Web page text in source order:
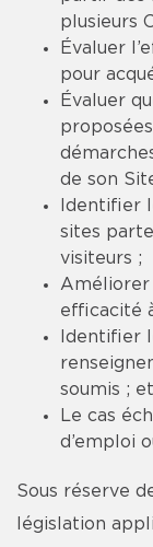
plusieurs
Évaluer
pour
Évaluer
de son
Identifier
sites
visiteurs ;
Améliorer
efficacité
Identifier
soumis ; et
Le cas
d’emploi
Sous réserve
législation